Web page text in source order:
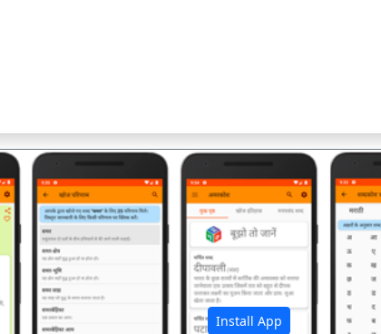
Install App